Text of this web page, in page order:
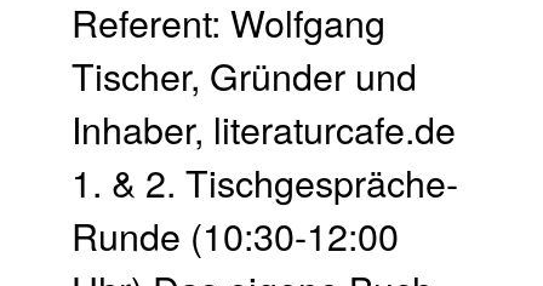
Referent: Wolfgang
Tischer, Gründer und
Inhaber, literaturcafe.de
1. & 2. Tischgespräche-
Runde (10:30-12:00